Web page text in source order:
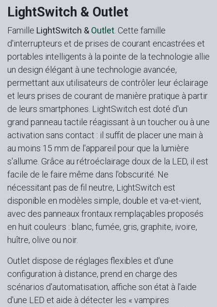
LightSwitch & Outlet
Famille LightSwitch & Outlet. Cette famille
d'interrupteurs et de prises de courant encastrées et
portables intelligents à la pointe de la technologie allie
un design élégant à une technologie avancée,
permettant aux utilisateurs de contrôler leur éclairage
et leurs prises de courant de manière pratique à partir
de leurs smartphones. LightSwitch est doté d'un
grand panneau tactile réagissant à un toucher ou à une
activation sans contact : il suffit de placer une main à
au moins 15 mm de l'appareil pour que la lumière
s'allume. Grâce au rétroéclairage doux de la LED, il est
facile de le faire même dans l'obscurité. Ne
nécessitant pas de fil neutre, LightSwitch est
disponible en modèles simple, double et va-et-vient,
avec des panneaux frontaux remplaçables proposés
en huit couleurs : blanc, fumée, gris, graphite, ivoire,
huître, olive ou noir.
Outlet dispose de réglages flexibles et d'une
configuration à distance, prend en charge des
scénarios d'automatisation, affiche son état à l'aide
d'une LED et aide à détecter les « vampires